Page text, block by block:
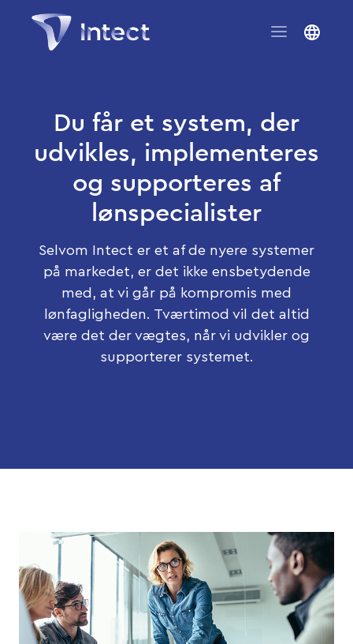
Du får et system, der
udvikles, implementeres
og supporteres af
lønspecialister
Selvom Intect er et af de nyere systemer
på markedet, er det ikke ensbetydende
med, at vi går på kompromis med
lønfagligheden. Tværtimod vil det altid
være det der vægtes, når vi udvikler og
supporterer systemet.